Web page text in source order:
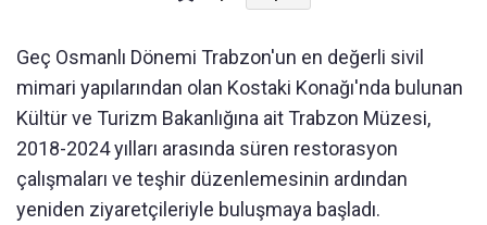
Geç Osmanlı Dönemi Trabzon'un en değerli sivil
mimari yapılarından olan Kostaki Konağı'nda bulunan
Kültür ve Turizm Bakanlığına ait Trabzon Müzesi,
2018-2024 yılları arasında süren restorasyon
çalışmaları ve teşhir düzenlemesinin ardından
yeniden ziyaretçileriyle buluşmaya başladı.